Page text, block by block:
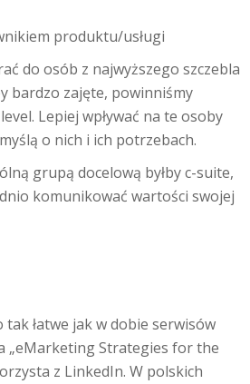
produktu/usługi
do osób z najwyższego szczebla
bardzo zajęte, powinniśmy
Lepiej wpływać na te osoby
o nich i ich potrzebach.
grupą docelową byłby c-suite,
komunikować wartości swojej
tak łatwe jak w dobie serwisów
„eMarketing Strategies for the
z LinkedIn. W polskich